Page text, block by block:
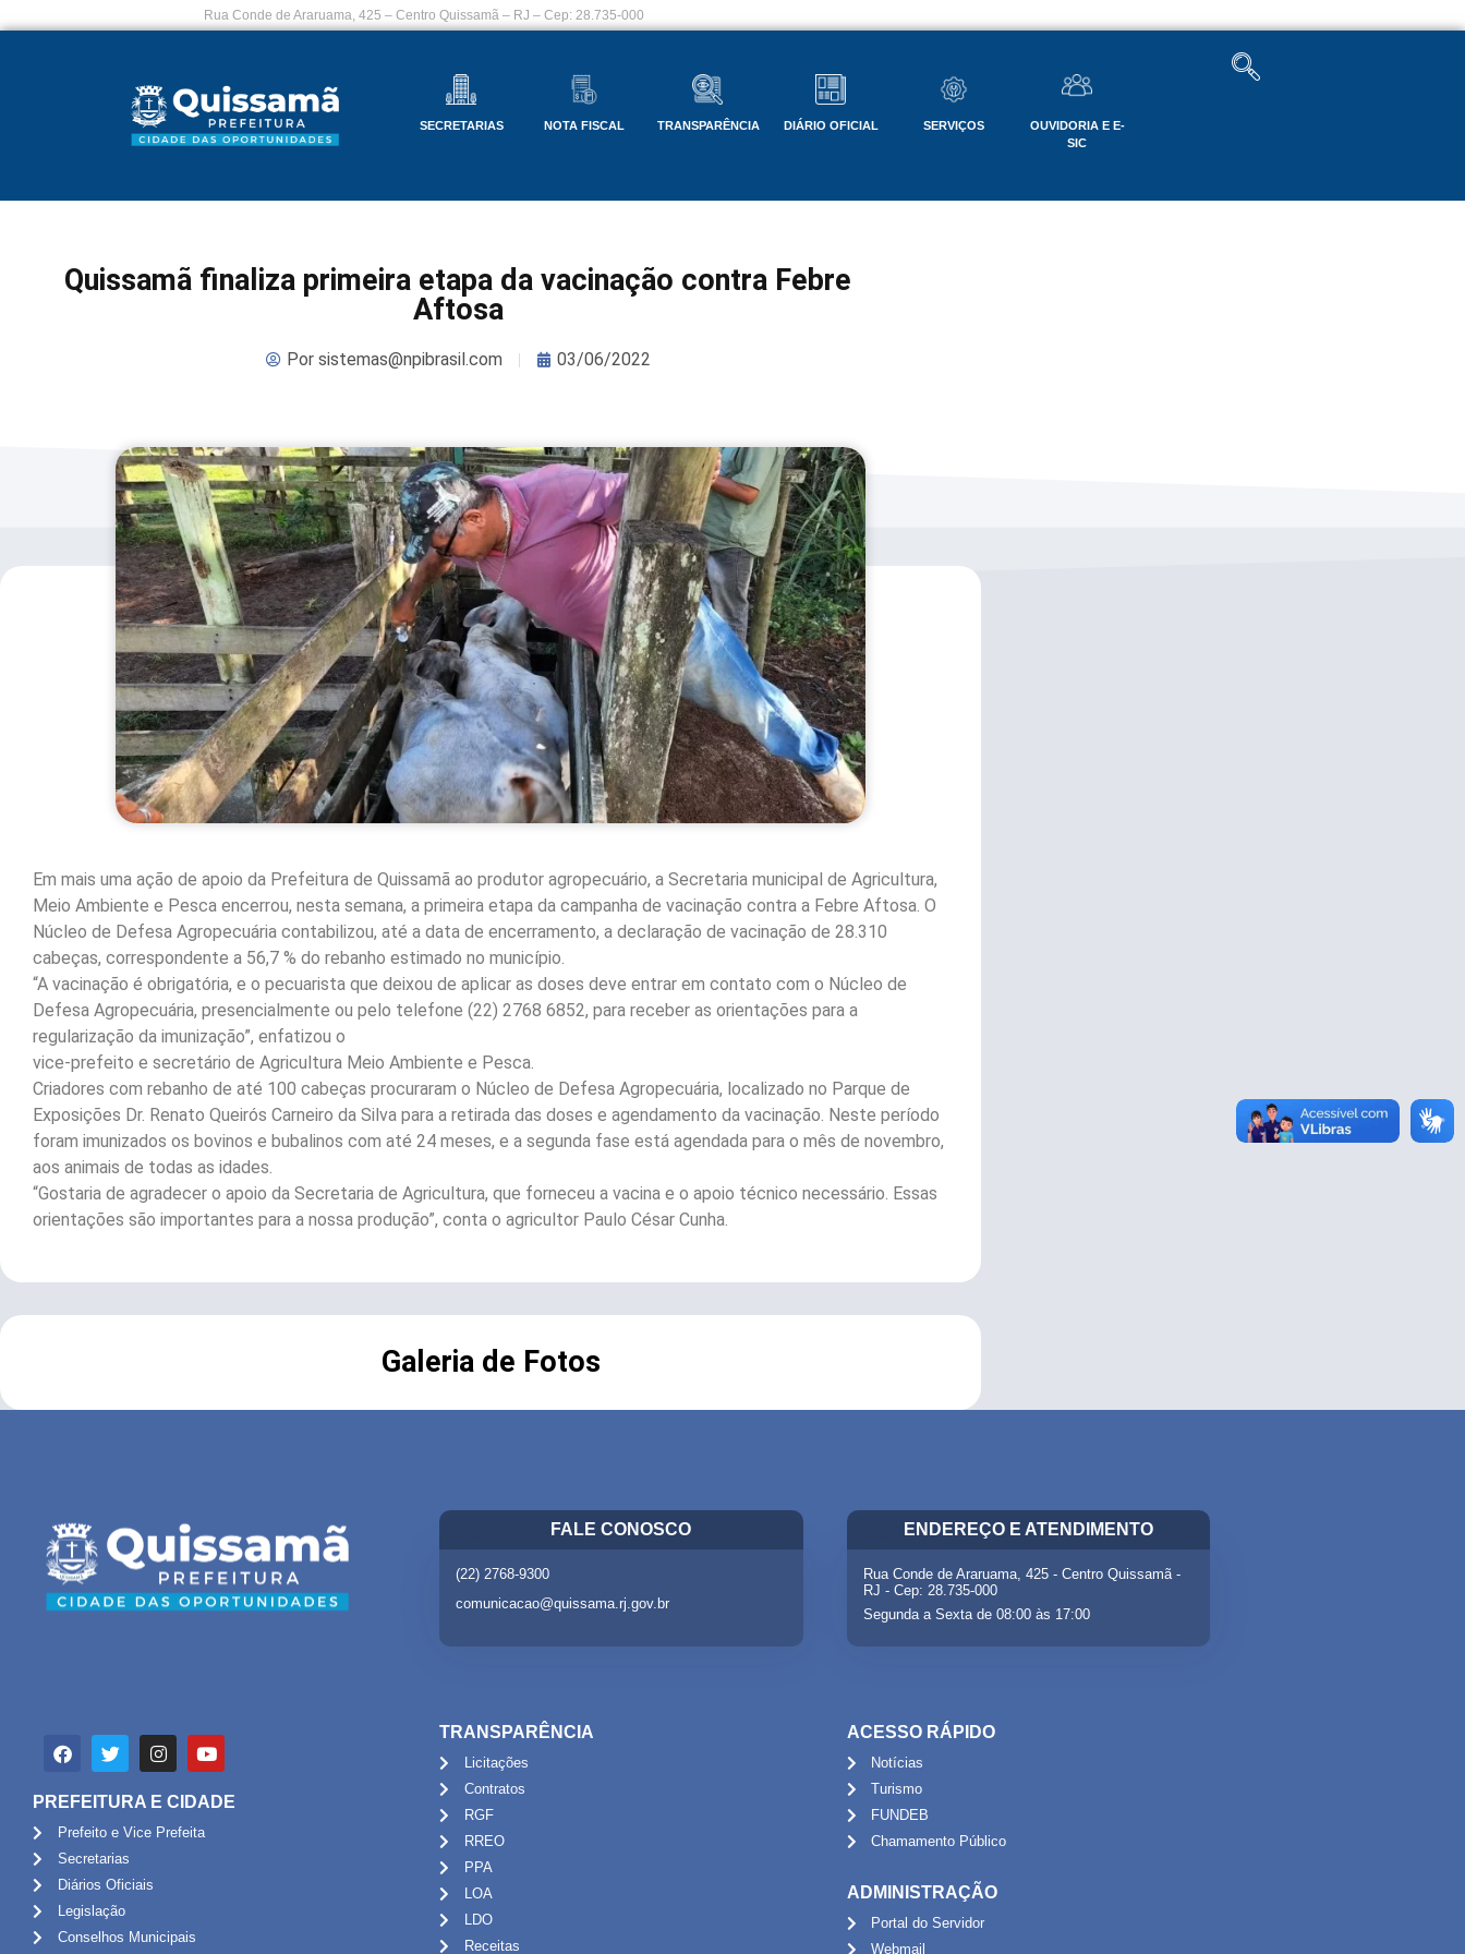
Rua Conde de Araruama, 425 – Centro Quissamã – RJ – Cep: 28.735-000
SECRETARIAS NOTA FISCAL TRANSPARÊNCIA DIÁRIO OFICIAL SERVIÇOS
OUVIDORIA E E-
SIC
Quissamã finaliza primeira etapa da vacinação contra Febre
Aftosa
Porsistemas@npibrasil.com 03/06/2022
Em mais uma ação de apoio da Prefeitura de Quissamã ao produtor agropecuário, a Secretaria municipal de Agricultura,
Meio Ambiente e Pesca encerrou, nesta semana, a primeira etapa da campanha de vacinação contra a Febre Aftosa. O
Núcleo de Defesa Agropecuária contabilizou, até a data de encerramento, a declaração de vacinação de 28.310
cabeças, correspondente a 56,7 % do rebanho estimado no município.
“A vacinação é obrigatória, e o pecuarista que deixou de aplicar as doses deve entrar em contato com o Núcleo de
Defesa Agropecuária, presencialmente ou pelo telefone (22) 2768 6852, para receber as orientações para a
regularização da imunização”, enfatizou o
vice-prefeito e secretário de Agricultura Meio Ambiente e Pesca.
Criadores com rebanho de até 100 cabeças procuraram o Núcleo de Defesa Agropecuária, localizado no Parque de
Exposições Dr. Renato Queirós Carneiro da Silva para a retirada das doses e agendamento da vacinação. Neste período
foram imunizados os bovinos e bubalinos com até 24 meses, e a segunda fase está agendada para o mês de novembro,
aos animais de todas as idades.
“Gostaria de agradecer o apoio da Secretaria de Agricultura, que forneceu a vacina e o apoio técnico necessário. Essas
orientações são importantes para a nossa produção”, conta o agricultor Paulo César Cunha.
Galeria de Fotos
FALE CONOSCO
(22) 2768-9300
comunicacao@quissama.rj.gov.br
ENDEREÇO E ATENDIMENTO
Rua Conde de Araruama, 425 - Centro Quissamã -
RJ - Cep: 28.735-000
Segunda a Sexta de 08:00 às 17:00
PREFEITURA E CIDADE
Prefeito e Vice Prefeita
Secretarias
Diários Oficiais
Legislação
Conselhos Municipais
TRANSPARÊNCIA
Licitações
Contratos
RGF
RREO
PPA
LOA
LDO
Receitas
ACESSO RÁPIDO
Notícias
Turismo
FUNDEB
Chamamento Público
ADMINISTRAÇÃO
Portal do Servidor
Webmail